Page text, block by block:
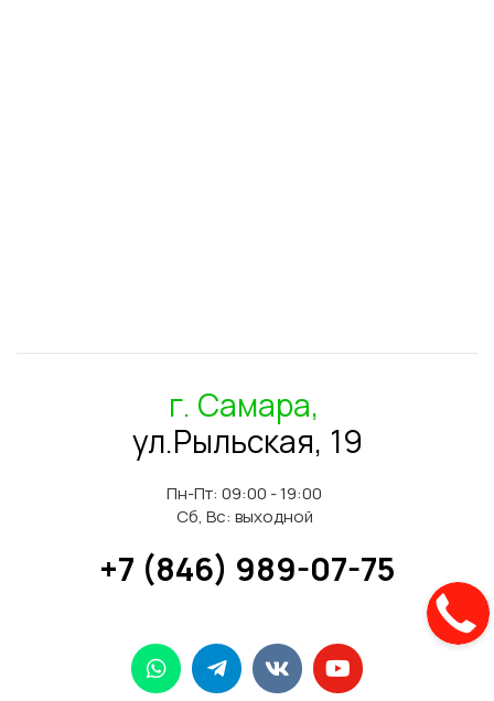
г. Самара,
ул.Рыльская, 19
Пн-Пт: 09:00 - 19:00
Сб, Вс: выходной
+7 (846) 989-07-75